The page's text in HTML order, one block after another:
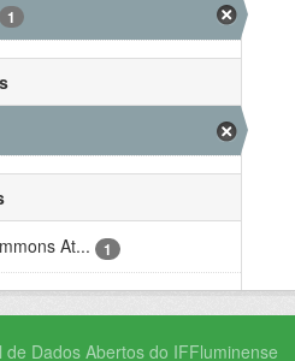
1
At...
1
de Dados Abertos do IFFluminense